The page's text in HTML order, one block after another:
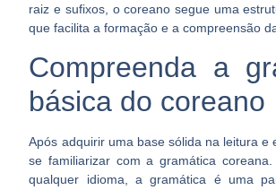
raiz e sufixos, o coreano segue uma
quefacilita a formação e a compreensão
Compreenda a
básica do coreano
Após adquirir uma base sólida na leitura e
se familiarizar com a gramática
qualquer idioma, a gramática é uma